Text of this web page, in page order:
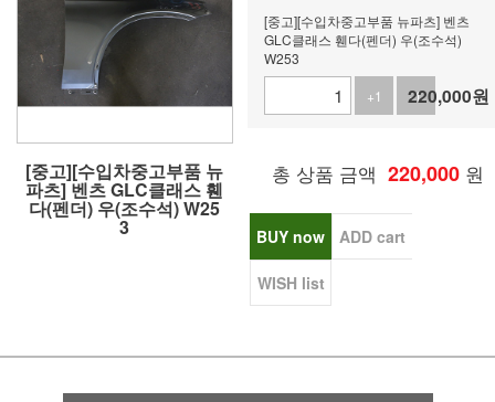
[중고][수입차중고부품 뉴
파츠] 벤츠 GLC클래스 휀
다(펜더) 우(조수석) W25
3
[중고][수입차중고부품 뉴파츠] 벤츠
GLC클래스 휀다(펜더) 우(조수석)
W253
+1
-1
220,000원
총 상품 금액 220,000 원
BUY now ADD cart
WISH list